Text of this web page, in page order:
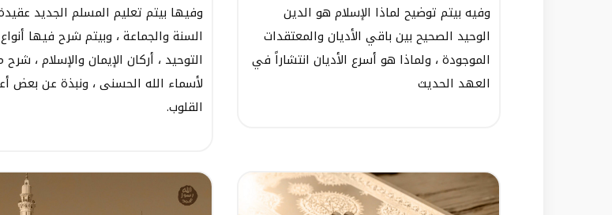
وفيه بيتم توضيح لماذا الإسلام هو الدين
الوحيد الصحيح بين باقي الأديان والمعتقدات
الموجودة ، ولماذا هو أسرع الأديان انتشاراً في
العهد الحديث
وفيها بيتم تعليم المسلم الجديد
السنة والجماعة ، وبيتم شرح فيها أنواع
التوحيد ، أركان الإيمان والإسلام ،
لأسماء الله الحسنى ، ونبذة عن بعض
القلوب.